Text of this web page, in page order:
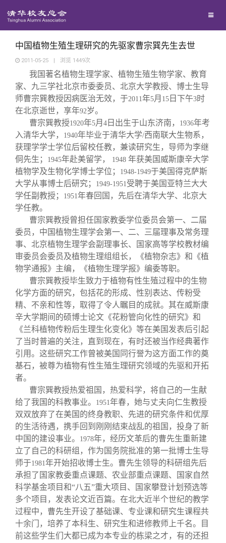
地区联络
年级联络
院系校友工作
专业委员会
兴趣群体
西南联大校友会
回馈母校
捐赠项目
捐赠新闻
捐赠纪事
捐赠方法
义工计划
媒体平台
《清华校友通讯》
《水木清华》
我要订阅
新媒体平台
百年清华
清华人物
清华故事
青春风采
校友文苑
校友讲坛
校友视界
校友服务
终身学习
信息化服务
三创大赛
实用信息
校友总会
总会简介
会长致辞
总会章程
理事会名单
制度法规
联系我们
关闭
中国植物生殖生理研究的先驱家曹宗巽先生去世
2011-05-25 | 浏览 1449次
我国著名植物生理学家、植物生殖生物学家、教育
家、九三学社北京市委委员、北京大学教授、博士生导
师曹宗巽教授因病医治无效，于2011年5月 15 日下午3时
在北京逝世，享年92岁。
曹宗巽教授1920年5月 4 日出生于山东济南， 1936年考
入清华大学，
1940年毕业于清华大学/西南联大生物系，
获理学学士学位后留校任教，兼读研究生，导师为李继
侗先生；
1945年赴美留学， 1948 年获美国威斯康辛大学
植物学及生物化学博士学位；
1948-1949于美国得克萨斯
大学从事博士后研究；
1949-1951受聘于美国亚特兰大大
学任副教授；
1951年春回国，先后在清华大学、北京大
学任教。
曹宗巽教授曾担任国家教委学位委员会第一、二届
委员，中国植物生理学会第一、二、三届理事及常务理
事、北京植物生理学会副理事长、国家高等学校教材编
审委员会委员及植物生理组组长，《植物杂志》和《植
物学通报》主编，《植物生理学报》编委等职。
曹宗巽教授毕生致力于植物有性生殖过程中的生物
化学方面的研究，包括花的形成、性别表达、传粉受
精、不亲和性等，取得了令人瞩目的成就。其在威斯康
辛大学期间的硕博士论文《花粉管向化性的研究》和
《兰科植物传粉后生理生化变化》等在美国发表后引起
了当时普遍的关注，直到现在，有时还被当作经典著作
引用。这些研究工作曾被美国同行誉为这方面工作的奠
基石，被尊为植物有性生殖生理研究领域的先驱和开拓
者。
曹宗巽教授热爱祖国，热爱科学，将自己的一生献
给了我国的科教事业。
1951年春，她与丈夫向仁生教授
双双放弃了在美国的终身教职、先进的研究条件和优厚
的生活待遇，携手回到刚刚结束战乱的祖国，投身了新
中国的建设事业。
1978年，经历文革后的曹先生重新建
立了自己的科研组，作为国务院批准的第一批博士生导
师于1981年开始招收博士生。曹先生领导的科研组先后
承担了国家教委重点课题、农业部重点课题、国家自然
科学基金项目和“八五”重大项目、国家攀登计划预选等
多个项目，发表论文近百篇。在北大近半个世纪的教学
过程中，曹先生开设了基础课、专业课和研究生课程共
十余门，培养了本科生、研究生和进修教师上千名。目
前这些学生们大都已成为本专业的栋梁之才，有的还担